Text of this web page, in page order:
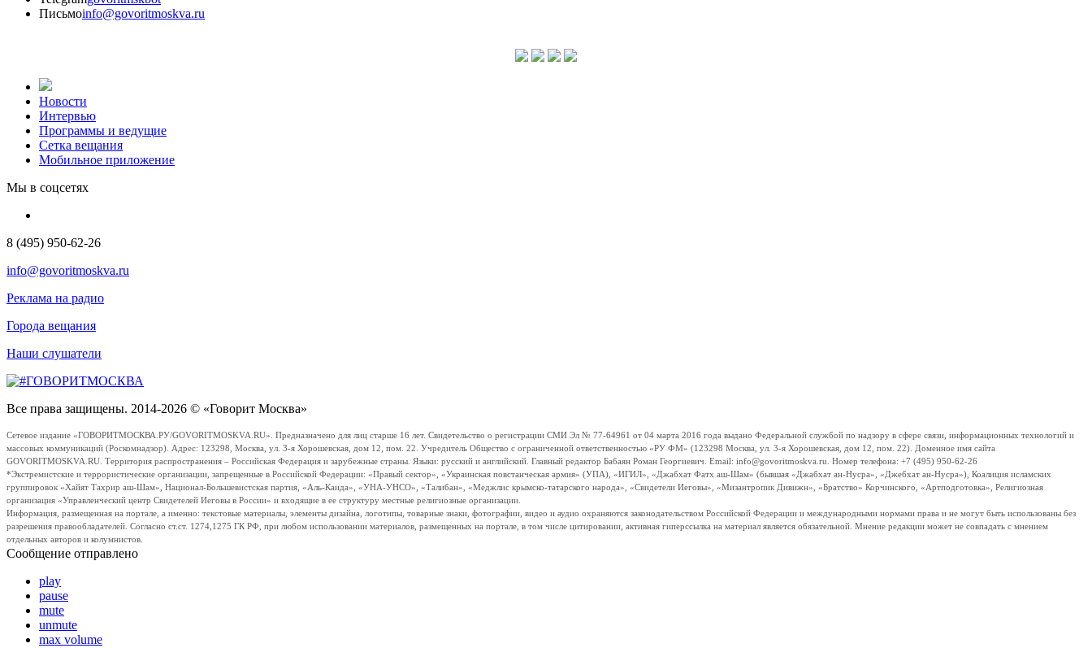
Письмоinfo@govoritmoskva.ru
Новости
Интервью
Программы и ведущие
Сетка вещания
Мобильное приложение
Мы в соцсетях
8 (495) 950-62-26
info@govoritmoskva.ru
Реклама на радио
Города вещания
Наши слушатели
Все права защищены. 2014-2026 © «Говорит Москва»
Сетевое издание «ГОВОРИТМОСКВА.РУ/GOVORITMOSKVA.RU». Предназначено для лиц старше 16 лет. Свидетельство о регистрации СМИ Эл № 77-64961 от 04 марта 2016 года выдано Федеральной службой по надзору в сфере связи, информационных технологий и
массовых коммуникаций (Роскомнадзор). Адрес: 123298, Москва, ул. 3-я Хорошевская, дом 12, пом. 22. Учредитель Общество с ограниченной ответственностью «РУ ФМ» (123298 Москва, ул. 3-я Хорошевская, дом 12, пом. 22). Доменное имя сайта
GOVORITMOSKVA.RU. Территория распространения – Российская Федерация и зарубежные страны. Языки: русский и английский. Главный редактор Бабаян Роман Георгиевич. Email: info@govoritmoskva.ru. Номер телефона: +7 (495) 950-62-26
*Экстремистские и террористические организации, запрещенные в Российской Федерации: «Правый сектор», «Украинская повстанческая армия» (УПА), «ИГИЛ», «Джабхат Фатх аш-Шам» (бывшая «Джабхат ан-Нусра», «Джебхат ан-Нусра»), Коалиция исламских
группировок «Хайят Тахрир аш-Шам», Национал-Большевистская партия, «Аль-Каида», «УНА-УНСО», «Талибан», «Меджлис крымско-татарского народа», «Свидетели Иеговы», «Мизантропик Дивижн», «Братство» Корчинского, «Артподготовка», Религиозная
организация «Управленческий центр Свидетелей Иеговы в России» и входящие в ее структуру местные религиозные организации.
Информация, размещенная на портале, а именно: текстовые материалы, элементы дизайна, логотипы, товарные знаки, фотографии, видео и аудио охраняются законодательством Российской Федерации и международными нормами права и не могут быть использованы без
разрешения правообладателей. Согласно ст.ст. 1274,1275 ГК РФ, при любом использовании материалов, размещенных на портале, в том числе цитировании, активная гиперссылка на материал является обязательной. Мнение редакции может не совпадать с мнением
отдельных авторов и колумнистов.
Сообщение отправлено
play
pause
mute
unmute
max volume